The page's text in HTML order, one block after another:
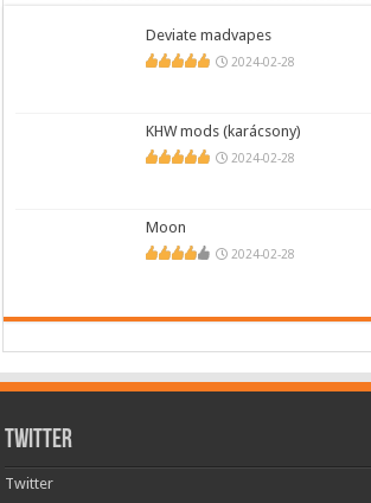
Deviate madvapes
2024-02-28
KHW mods (karácsony)
2024-02-28
Moon
2024-02-28
Twitter
Twitter